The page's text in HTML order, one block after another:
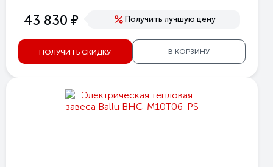
43 830 е Получить лучшую цену
ПОЛУЧИТЬ СКИДКУ В КОРЗИНУ